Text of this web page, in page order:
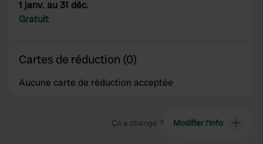
1 janv. au 31 déc.
Gratuit
Cartes de réduction (0)
Aucune carte de réduction acceptée
Ça a changé ? Modifier l’info